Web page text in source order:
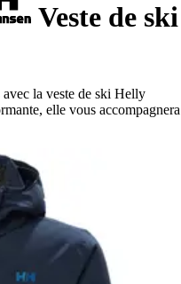
Veste de ski
avec la veste de ski Helly
elle vous accompagnera